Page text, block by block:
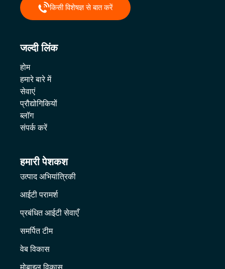
किसी विशेषज्ञ से बात करें
जल्दी लिंक
होम
हमारे बारे में
सेवाएं
प्रौद्योगिकियों
ब्लॉग
संपर्क करें
हमारी पेशकश
उत्पाद अभियांत्रिकी
आईटी परामर्श
प्रबंधित आईटी सेवाएँ
समर्पित टीम
वेब विकास